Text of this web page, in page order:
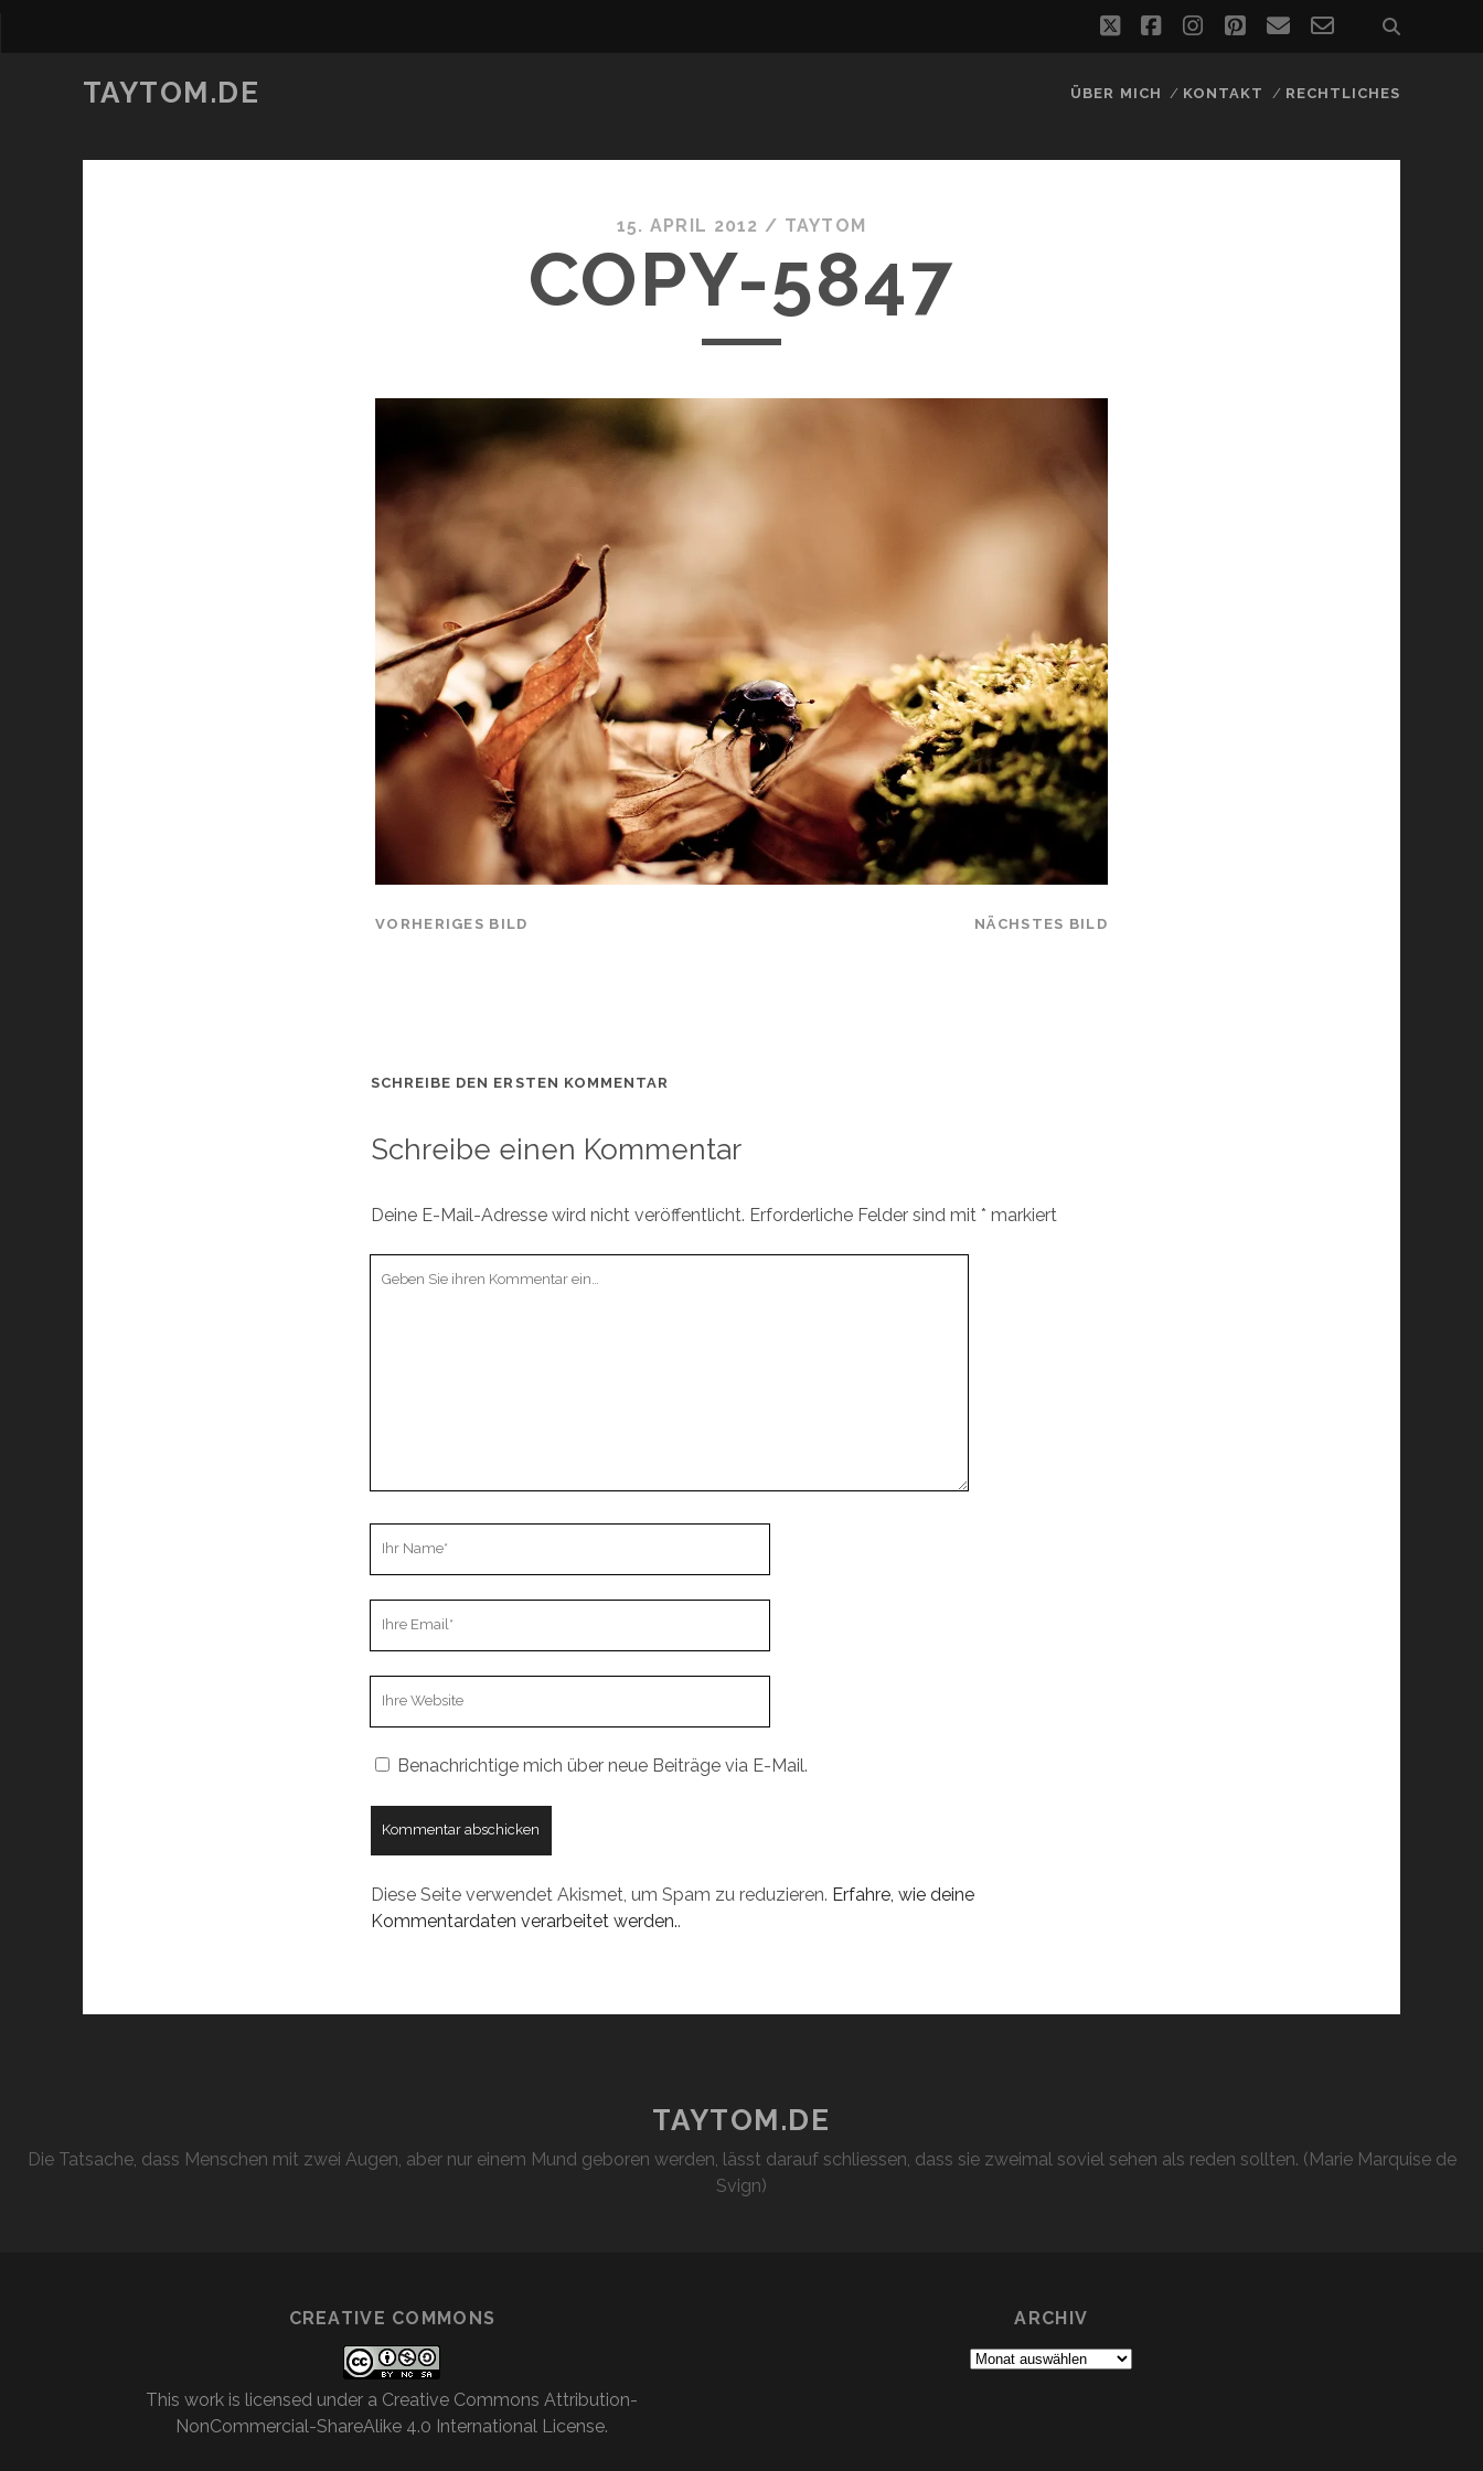
twitterfacebookinstagram
pinterest
emailemail-
TAYTOM.DE ÜBER MICH KONTAKT RECHTLICHES
15. APRIL 2012 / TAYTOM
COPY-5847
VORHERIGES BILD NÄCHSTES BILD
SCHREIBE DEN ERSTEN KOMMENTAR
Schreibe einen Kommentar
Deine E-Mail-Adresse wird nicht veröffentlicht. Erforderliche Felder sind mit * markiert
Benachrichtige mich über neue Beiträge via E-Mail.
Diese Seite verwendet Akismet, um Spam zu reduzieren. Erfahre, wie deine
Kommentardaten verarbeitet werden..
TAYTOM.DE
Die Tatsache, dass Menschen mit zwei Augen, aber nur einem Mund geboren werden, lässt darauf schliessen, dass sie zweimal soviel sehen als reden sollten. (Marie Marquise de
Svign)
CREATIVE COMMONS
This work is licensed under a Creative Commons Attribution-
NonCommercial-ShareAlike 4.0 International License.
ARCHIV
Archiv